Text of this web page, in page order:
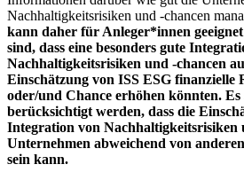
Nachhaltigkeitsrisiken und -chancen
kann daher für Anleger*innen
sind, dass eine besonders gute
Nachhaltigkeitsrisiken und -chancen
Einschätzung von ISS ESG finanzielle
oder/und Chance erhöhen könnten.
berücksichtigt werden, dass die
Integration von Nachhaltigkeitsrisiken
Unternehmen abweichend von
sein kann.